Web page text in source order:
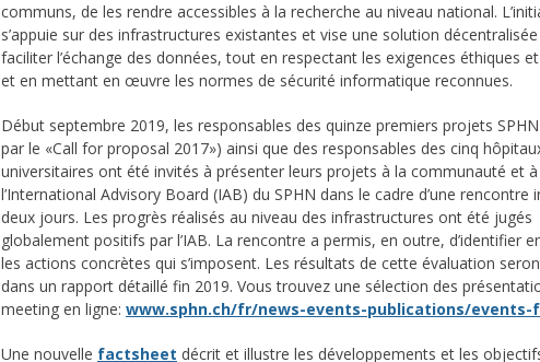
communs, de les rendre accessibles à la recherche au niveau national.
s’appuie sur des infrastructures existantes et vise une solution
faciliter l’échange des données, tout en respectant les exigences éthiques
et en mettant en œuvre les normes de sécurité informatique reconnues.
Début septembre 2019, les responsables des quinze premiers projets
par le «Call for proposal 2017») ainsi que des responsables des cinq
universitaires ont été invités à présenter leurs projets à la communauté et à
l’International Advisory Board (IAB) du SPHN dans le cadre d’une rencontre
deux jours. Les progrès réalisés au niveau des infrastructures ont été jugés
globalement positifs par l’IAB. La rencontre a permis, en outre, d’identifier
les actions concrètes qui s’imposent. Les résultats de cette évaluation
dans un rapport détaillé fin 2019. Vous trouvez une sélection des
meeting en ligne: www.sphn.ch/fr/news-events-publications/events-
Une nouvelle factsheet décrit et illustre les développements et les